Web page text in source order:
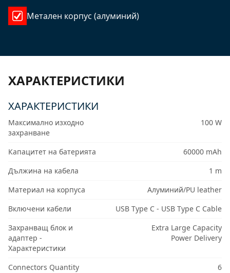
Метален корпус (алуминий)
ХАРАКТЕРИСТИКИ
ХАРАКТЕРИСТИКИ
Максимално изходно
захранване
100 W
Капацитет на батерията
60000 mAh
Дължина на кабела
1 m
Материал на корпуса
Алуминий/PU leather
Включени кабели
USB Type C - USB Type C Cable
Захранващ блок и
адаптер -
Характеристики
Extra Large Capacity
Power Delivery
Connectors Quantity
6